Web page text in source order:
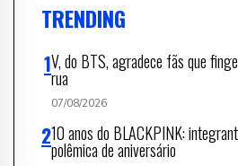
TRENDING
V, do BTS, agradece fãs que
rua
07/08/2026
10 anos do BLACKPINK:
polêmica de aniversário